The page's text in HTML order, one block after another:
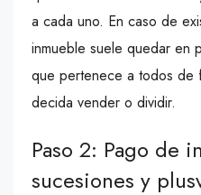
a cada uno. En caso de
inmueble suele quedar en
que pertenece a todos de
decida vender o dividir.
Paso 2: Pago de
sucesiones y